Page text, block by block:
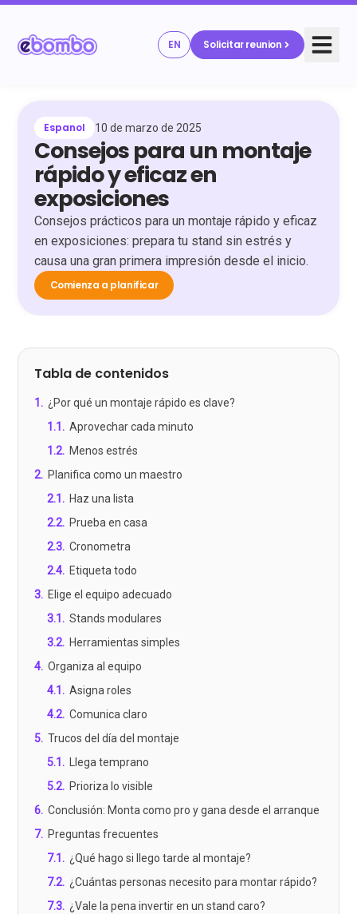
EN Solicitar reunion
Espanol 10 de marzo de 2025
Consejos para un montaje
rápido y eficaz en
exposiciones
Consejos prácticos para un montaje rápido y eficaz
en exposiciones: prepara tu stand sin estrés y
causa una gran primera impresión desde el inicio.
Comienza a planificar
Tabla de contenidos
1 . ¿Por qué un montaje rápido es clave?
1.1 . Aprovechar cada minuto
1.2. Menos estrés
2. Planifica como un maestro
2.1 . Haz una lista
2.2. Prueba en casa
2.3. Cronometra
2.4. Etiqueta todo
3. Elige el equipo adecuado
3.1 . Stands modulares
3.2. Herramientas simples
4. Organiza al equipo
4.1 . Asigna roles
4.2. Comunica claro
5. Trucos del día del montaje
5.1 . Llega temprano
5.2. Prioriza lo visible
6. Conclusión: Monta como pro y gana desde el arranque
7. Preguntas frecuentes
7.1 . ¿Qué hago si llego tarde al montaje?
7.2. ¿Cuántas personas necesito para montar rápido?
7.3. ¿Vale la pena invertir en un stand caro?